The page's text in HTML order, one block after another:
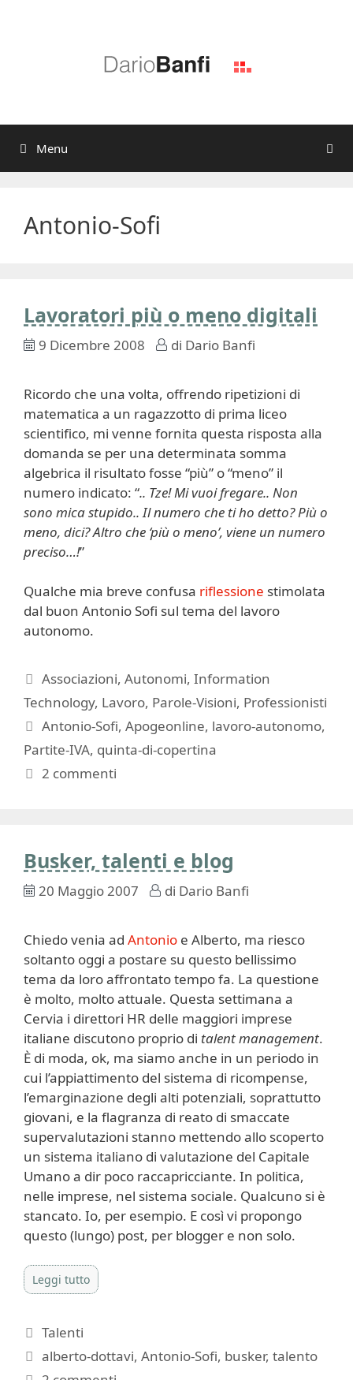
Menu
Antonio-Sofi
Lavoratori più o meno digitali
9 Dicembre 2008 di Dario Banfi
Ricordo che una volta, offrendo ripetizioni di
matematica a un ragazzotto di prima liceo
scientifico, mi venne fornita questa risposta alla
domanda se per una determinata somma
algebrica il risultato fosse “più” o “meno” il
numero indicato: “.. Tze! Mi vuoi fregare.. Non
sono mica stupido.. Il numero che ti ho detto? Più o
meno, dici? Altro che ‘più o meno’, viene un numero
preciso…!”
Qualche mia breve confusa riflessione stimolata
dal buon Antonio Sofi sul tema del lavoro
autonomo.
Categorie
Associazioni,Autonomi,Information
Technology, Lavoro, Parole-Visioni, Professionisti
Tag
Antonio-Sofi,Apogeonline, lavoro-autonomo,
Partite-IVA, quinta-di-copertina
2 commenti
Busker, talenti e blog
20 Maggio 2007 di Dario Banfi
Chiedo venia ad Antonio e Alberto, ma riesco
soltanto oggi a postare su questo bellissimo
tema da loro affrontato tempo fa. La questione
è molto, molto attuale. Questa settimana a
Cervia i direttori HR delle maggiori imprese
italiane discutono proprio di talent management.
È di moda, ok, ma siamo anche in un periodo in
cui l’appiattimento del sistema di ricompense,
l’emarginazione degli alti potenziali, soprattutto
giovani, e la flagranza di reato di smaccate
supervalutazioni stanno mettendo allo scoperto
un sistema italiano di valutazione del Capitale
Umano a dir poco raccapricciante. In politica,
nelle imprese, nel sistema sociale. Qualcuno si è
stancato. Io, per esempio. E così vi propongo
questo (lungo) post, per blogger e non solo.
Leggi tutto
Categorie
Talenti
Tag
alberto-dottavi,Antonio-Sofi, busker,talento